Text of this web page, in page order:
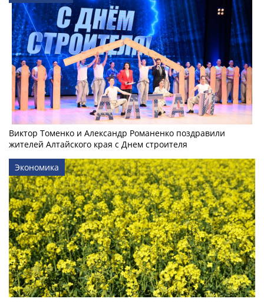
Виктор Томенко и Александр Романенко поздравили
жителей Алтайского края с Днем строителя
Экономика